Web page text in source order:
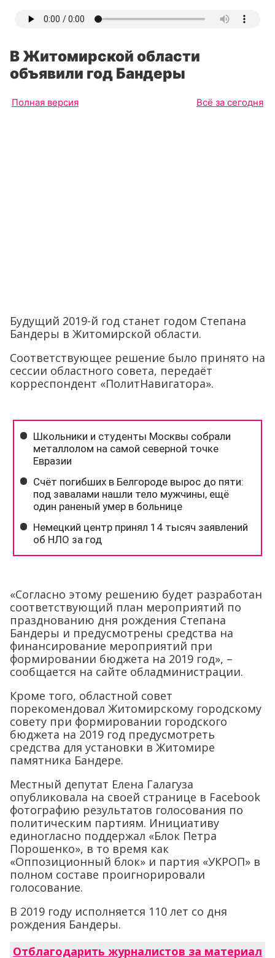
В Житомирской области
объявили год Бандеры
Полная версия Всё за сегодня
Будущий 2019-й год станет годом Степана
Бандеры в Житомирской области.
Соответствующее решение было принято на
сессии областного совета, передаёт
корреспондент «ПолитНавигатора».
«Согласно этому решению будет разработан
соответствующий план мероприятий по
празднованию дня рождения Степана
Бандеры и предусмотрены средства на
финансирование мероприятий при
формировании бюджета на 2019 год», –
сообщается на сайте обладминистрации.
Кроме того, областной совет
порекомендовал Житомирскому городскому
совету при формировании городского
бюджета на 2019 год предусмотреть
средства для установки в Житомире
памятника Бандере.
Местный депутат Елена Галагуза
опубликовала на своей странице в Facebook
фотографию результатов голосования по
политическим партиям. Инициативу
единогласно поддержал «Блок Петра
Порошенко», в то время как
«Оппозиционный блок» и партия «УКРОП» в
полном составе проигнорировали
голосование.
В 2019 году исполняется 110 лет со дня
рождения Бандеры.
Отблагодарить журналистов за материал